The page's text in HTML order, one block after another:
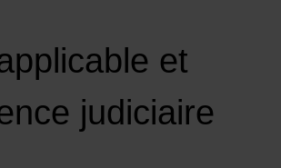
et
judiciaire